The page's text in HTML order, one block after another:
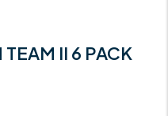
II 6 PACK